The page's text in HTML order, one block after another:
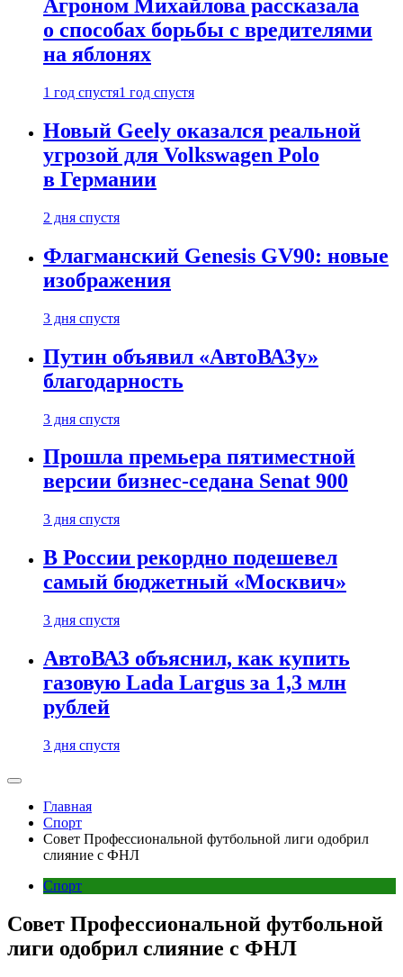
Агроном Михайлова рассказала
о способах борьбы с вредителями
на яблонях
1 год спустя1 год спустя
Новый Geely оказался реальной
угрозой для Volkswagen Polo
в Германии
2 дня спустя
Флагманский Genesis GV90: новые
изображения
3 дня спустя
Путин объявил «АвтоВАЗу»
благодарность
3 дня спустя
Прошла премьера пятиместной
версии бизнес-седана Senat 900
3 дня спустя
В России рекордно подешевел
самый бюджетный «Москвич»
3 дня спустя
АвтоВАЗ объяснил, как купить
газовую Lada Largus за 1,3 млн
рублей
3 дня спустя
Главная
Спорт
Совет Профессиональной футбольной лиги одобрил
слияние с ФНЛ
Спорт
Совет Профессиональной футбольной
лиги одобрил слияние с ФНЛ